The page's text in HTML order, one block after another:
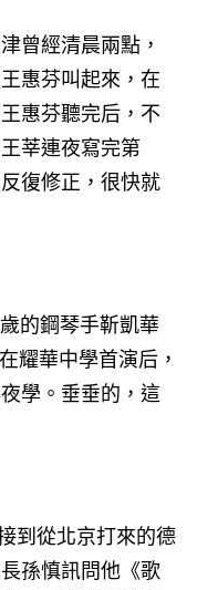
經清晨兩點，
惠芬叫起來，在
惠芬聽完后，不
莘連夜寫完第
復修正，很快就
的鋼琴手靳凱華
耀華中學首演后，
學。垂垂的，這
到從北京打來的德
孫慎訊問他《歌